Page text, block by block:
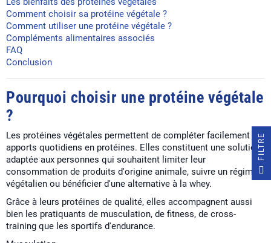
Comment choisir sa protéine végétale ?
Comment utiliser une protéine végétale ?
Compléments alimentaires associés
FAQ
Conclusion
Pourquoi choisir une protéine végétale
?
Les protéines végétales permettent de compléter facilement les
apports quotidiens en protéines. Elles constituent une solution
adaptée aux personnes qui souhaitent limiter leur
consommation de produits d'origine animale, suivre un régime
végétalien ou bénéficier d'une alternative à la whey.
Grâce à leurs protéines de qualité, elles accompagnent aussi
bien les pratiquants de musculation, de fitness, de cross-
training que les sportifs d'endurance.
E